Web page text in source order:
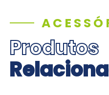
Produtos